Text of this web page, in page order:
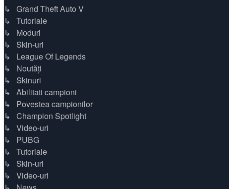
↳ Grand Theft Auto V
↳ Tutoriale
↳ Moduri
↳ Skin-uri
↳ League Of Legends
↳ Noutăți
↳ Skinuri
↳ Abilitati campioni
↳ Povestea campionilor
↳ Champion Spotlight
↳ Video-uri
↳ PUBG
↳ Tutoriale
↳ Skin-uri
↳ Video-uri